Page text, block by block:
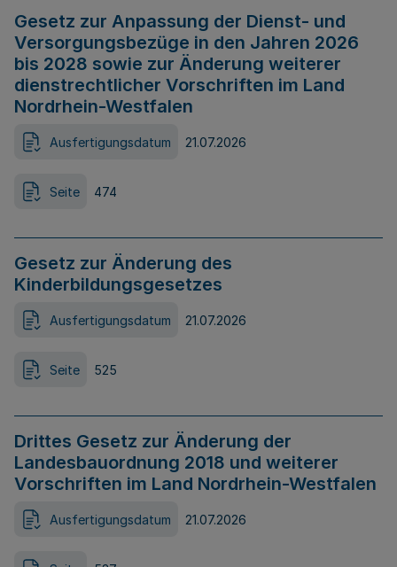
Gesetz zur Anpassung der Dienst- und
Versorgungsbezüge in den Jahren 2026
bis 2028 sowie zur Änderung weiterer
dienstrechtlicher Vorschriften im Land
Nordrhein-Westfalen
Ausfertigungsdatum 21.07.2026
Seite 474
Gesetz zur Änderung des
Kinderbildungsgesetzes
Ausfertigungsdatum 21.07.2026
Seite 525
Drittes Gesetz zur Änderung der
Landesbauordnung 2018 und weiterer
Vorschriften im Land Nordrhein-Westfalen
Ausfertigungsdatum 21.07.2026